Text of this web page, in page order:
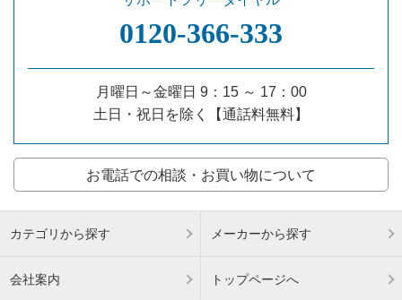
0120‐366‐333
月曜日～金曜日 9：15 ～ 17：00
土日・祝日を除く【通話料無料】
お電話での相談・お買い物について
カテゴリから探す メーカーから探す
会社案内 トップページへ